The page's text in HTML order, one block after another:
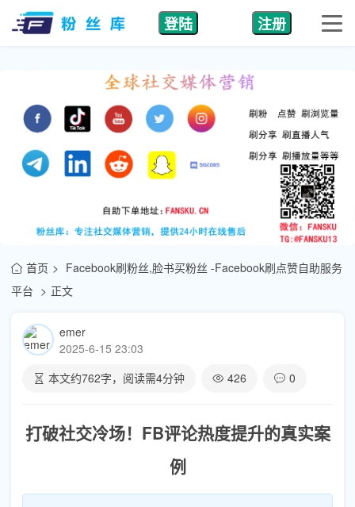
登陆 注册
首页
Facebook刷粉丝,脸书买粉丝 -Facebook刷点赞自助服务
平台
正文
emer
2025-6-15 23:03
本文约762字，阅读需4分钟 426 0
打破社交冷场！FB评论热度提升的真实案
例